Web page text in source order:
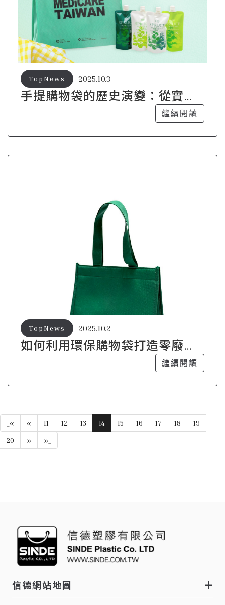
手提購物袋的歷史演變：從實用
2025.10.3
TopNews
繼續閱讀
如何利用環保購物袋打造零廢棄
2025.10.2
TopNews
繼續閱讀
_« « 11 12 13 14 15 16 17 18
19
20
» »_
信德網站地圖